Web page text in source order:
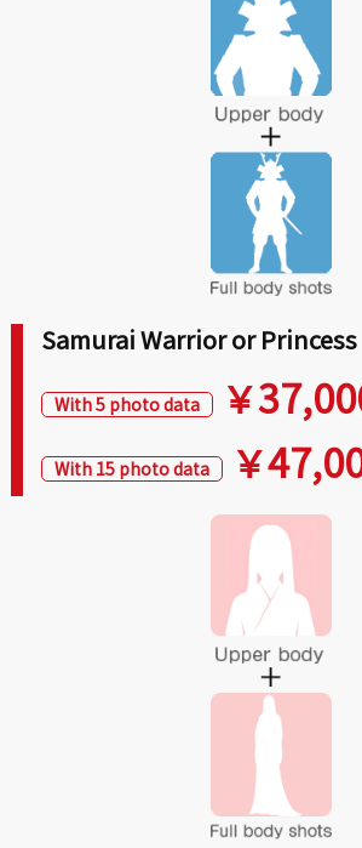
Samurai Warrior or Princess
With 5 photo data ￥
With 15 photo data ￥